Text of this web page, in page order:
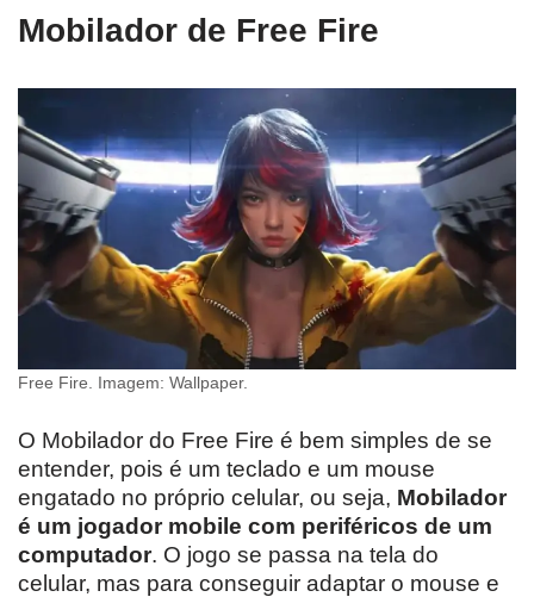
Mobilador de Free Fire
Free Fire. Imagem: Wallpaper.
O Mobilador do Free Fire é bem simples de se
entender, pois é um teclado e um mouse
engatado no próprio celular, ou seja, Mobilador
é um jogador mobile com periféricos de um
computador. O jogo se passa na tela do
celular, mas para conseguir adaptar o mouse e